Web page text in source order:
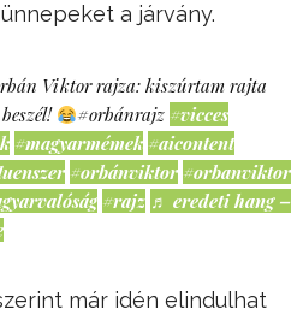
a járvány.
Viktor rajza: kiszúrtam rajta
#orbánrajz #vicces
#magyarmémek #aicontent
#orbánviktor #orbanviktor
#rajz ♬ eredeti hang –
már idén elindulhat